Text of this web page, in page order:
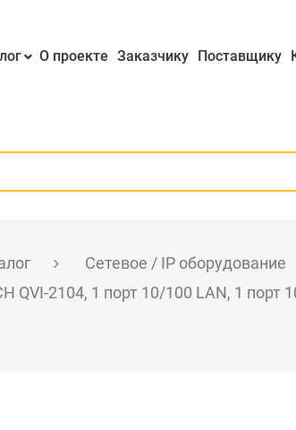
О проекте Заказчику Поставщику
Сетевое / IP оборудование
QVI-2104, 1 порт 10/100 LAN, 1 порт